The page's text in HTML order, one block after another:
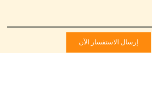
إرسال الاستفسار الآن